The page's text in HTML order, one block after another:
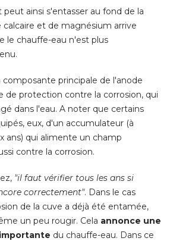
ainsi s'entasser au fond de la
calcaire et de magnésium arrive
le chauffe-eau n'est plus
principale de l'anode
de protection contre la corrosion, qui
dans l'eau. A noter que certains
eux, d'un accumulateur (à
ans) qui alimente un champ
contre la corrosion.
"il faut vérifier tous les ans si
correctement". Dans le cas
de la cuve a déjà été entamée,
un peu rougir. Cela annonce une
du chauffe-eau. Dans ce